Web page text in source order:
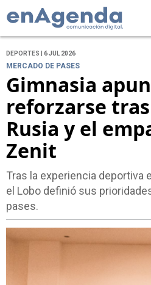
DEPORTES | 6 JUL 2026
MERCADO DE PASES
Gimnasia
reforzarse
Rusia y el
Zenit
Tras la experiencia deportiva
el Lobo definió sus
pases.